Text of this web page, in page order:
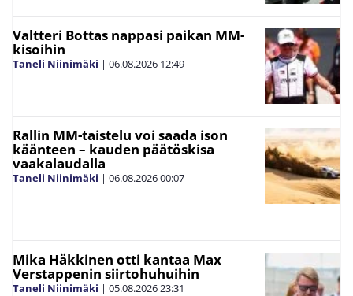
Valtteri Bottas nappasi paikan MM-
kisoihin
Taneli Niinimäki | 06.08.2026 12:49
Rallin MM-taistelu voi saada ison
käänteen – kauden päätöskisa
vaakalaudalla
Taneli Niinimäki | 06.08.202600:07
Mika Häkkinen otti kantaa Max
Verstappenin siirtohuhuihin
Taneli Niinimäki | 05.08.202623:31